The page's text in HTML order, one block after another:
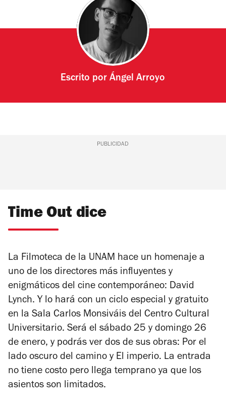
Escrito porÁngel Arroyo
PUBLICIDAD
Time Out dice
La Filmoteca de la UNAM hace un homenaje a
uno de los directores más influyentes y
enigmáticos del cine contemporáneo: David
Lynch. Y lo hará con un ciclo especial y gratuito
en la Sala Carlos Monsiváis del Centro Cultural
Universitario. Será el sábado 25 y domingo 26
de enero, y podrás ver dos de sus obras: Por el
lado oscuro del camino yEl imperio. La entrada
no tiene costo pero llega temprano ya que los
asientos son limitados.